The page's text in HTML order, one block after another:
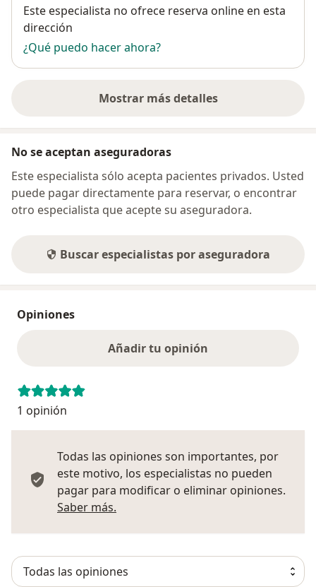
Disponibilidad
Este especialista no ofrece reserva online en esta
dirección
¿Qué puedo hacer ahora?
Mostrar más detalles
sobre la dirección
No se aceptan aseguradoras
Este especialista sólo acepta pacientes privados. Usted
puede pagar directamente para reservar, o encontrar
otro especialista que acepte su aseguradora.
Buscar especialistas por aseguradora
Opiniones
Añadir tu opinión
1 opinión
Todas las opiniones son importantes, por
este motivo, los especialistas no pueden
pagar para modificar o eliminar opiniones.
Saber más.